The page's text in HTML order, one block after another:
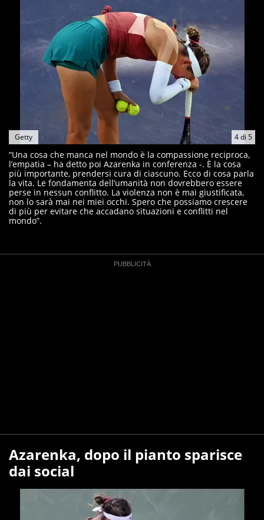
4di 5
Getty
“Una cosa che manca nel mondo è la compassione reciproca,
l’empatia – ha detto poi Azarenka in conferenza -. È la cosa
più importante, prendersi cura di ciascuno. Ecco di cosa parla
la vita. Le fondamenta dell’umanità non dovrebbero essere
perse in nessun conflitto. La violenza non è mai giustificata,
non lo sarà mai nei miei occhi. Spero che possiamo crescere
di più per evitare che accadano situazioni e conflitti nel
mondo”.
Azarenka, dopo il pianto sparisce
dai social